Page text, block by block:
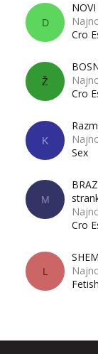
D
Cro
Ž
Cro
K
Sex
M
Cro
L
Fetish